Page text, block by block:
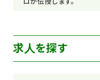
求人を探す